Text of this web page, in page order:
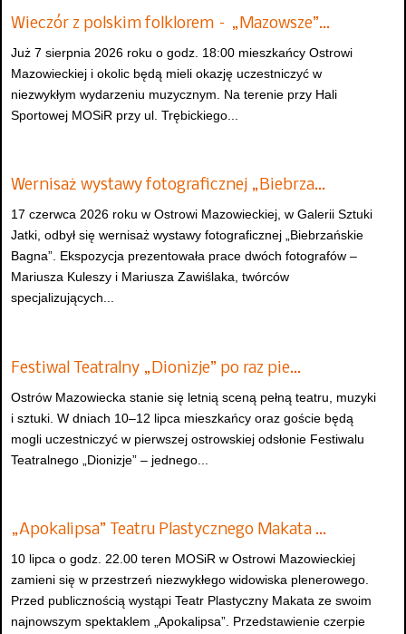
Wieczór z polskim folklorem – „Mazowsze”…
Już 7 sierpnia 2026 roku o godz. 18:00 mieszkańcy Ostrowi
Mazowieckiej i okolic będą mieli okazję uczestniczyć w
niezwykłym wydarzeniu muzycznym. Na terenie przy Hali
Sportowej MOSiR przy ul. Trębickiego...
Wernisaż wystawy fotograficznej „Biebrza…
17 czerwca 2026 roku w Ostrowi Mazowieckiej, w Galerii Sztuki
Jatki, odbył się wernisaż wystawy fotograficznej „Biebrzańskie
Bagna”. Ekspozycja prezentowała prace dwóch fotografów –
Mariusza Kuleszy i Mariusza Zawiślaka, twórców
specjalizujących...
Festiwal Teatralny „Dionizje” po raz pie…
Ostrów Mazowiecka stanie się letnią sceną pełną teatru, muzyki
i sztuki. W dniach 10–12 lipca mieszkańcy oraz goście będą
mogli uczestniczyć w pierwszej ostrowskiej odsłonie Festiwalu
Teatralnego „Dionizje” – jednego...
„Apokalipsa” Teatru Plastycznego Makata …
10 lipca o godz. 22.00 teren MOSiR w Ostrowi Mazowieckiej
zamieni się w przestrzeń niezwykłego widowiska plenerowego.
Przed publicznością wystąpi Teatr Plastyczny Makata ze swoim
najnowszym spektaklem „Apokalipsa”. Przedstawienie czerpie